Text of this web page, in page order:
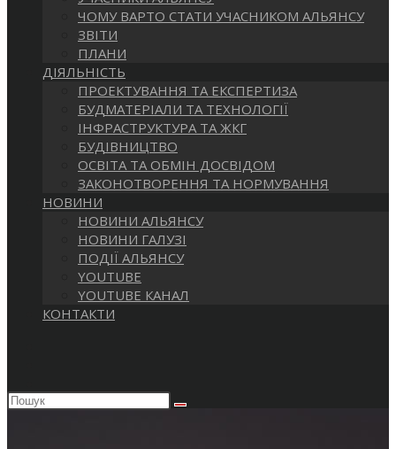
САЙТІ
ЧОМУ ВАРТО СТАТИ УЧАСНИКОМ АЛЬЯНСУ
ЗВІТИ
ПЛАНИ
ДІЯЛЬНІСТЬ
ПРОЕКТУВАННЯ ТА ЕКСПЕРТИЗА
БУДМАТЕРІАЛИ ТА ТЕХНОЛОГІЇ
ІНФРАСТРУКТУРА ТА ЖКГ
БУДІВНИЦТВО
ОСВІТА ТА ОБМІН ДОСВІДОМ
ЗАКОНОТВОРЕННЯ ТА НОРМУВАННЯ
НОВИНИ
НОВИНИ АЛЬЯНСУ
НОВИНИ ГАЛУЗІ
ПОДІЇ АЛЬЯНСУ
YOUTUBE
YOUTUBE КАНАЛ
КОНТАКТИ
Пошук